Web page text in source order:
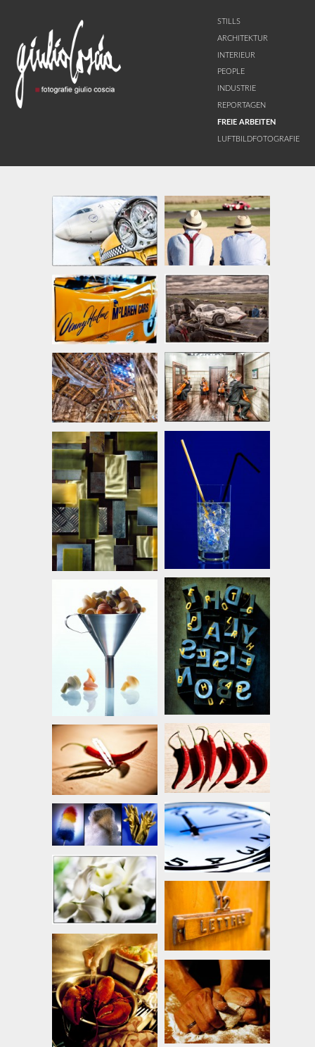
STILLS
ARCHITEKTUR
INTERIEUR
PEOPLE
INDUSTRIE
REPORTAGEN
FREIE ARBEITEN
LUFTBILDFOTOGRAFIE